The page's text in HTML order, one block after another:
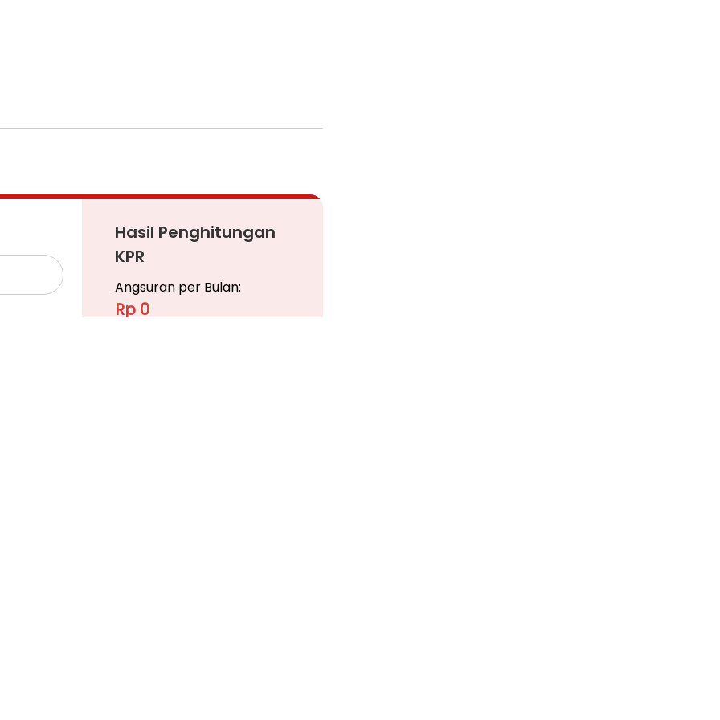
Hasil Penghitungan
KPR
Angsuran per Bulan:
Rp 0